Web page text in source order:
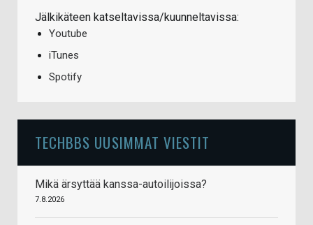
Jälkikäteen katseltavissa/kuunneltavissa:
Youtube
iTunes
Spotify
TECHBBS UUSIMMAT VIESTIT
Mikä ärsyttää kanssa-autoilijoissa?
7.8.2026